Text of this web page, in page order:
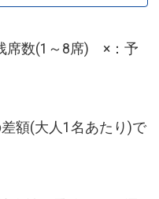
席数(1～8席) ×：予
額(大人1名あたり)で